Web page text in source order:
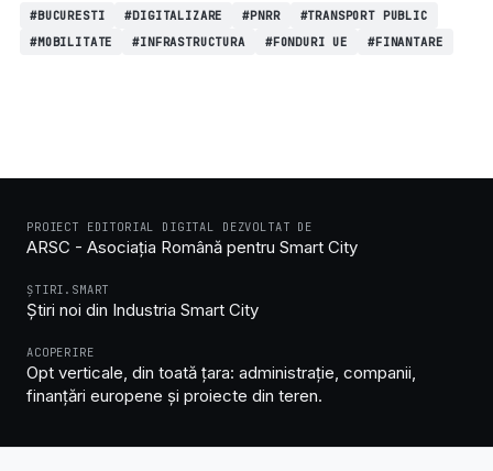
#BUCURESTI #DIGITALIZARE #PNRR
#TRANSPORT PUBLIC
#MOBILITATE
#INFRASTRUCTURA #FONDURI UE #FINANTARE
PROIECT EDITORIAL DIGITAL DEZVOLTAT DE
ARSC - Asociația Română pentru Smart City
ȘTIRI.SMART
Știri noi din Industria Smart City
ACOPERIRE
Opt verticale, din toată țara: administrație, companii,
finanțări europene și proiecte din teren.